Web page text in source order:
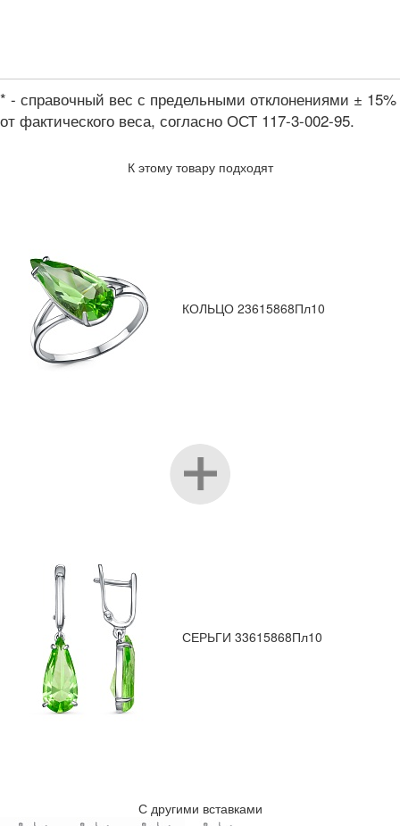
* - справочный вес с предельными отклонениями ± 15%
от фактического веса, согласно ОСТ 117-3-002-95.
К этому товару подходят
КОЛЬЦО 23615868Пл10
СЕРЬГИ 33615868Пл10
С другими вставками